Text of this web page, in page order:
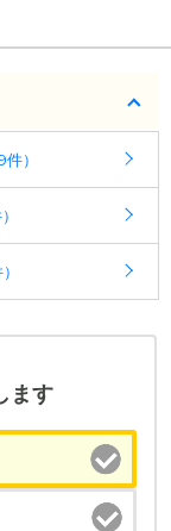
施設を選ぶ
める施設、
ご確認頂けま
設探しをサ
施設を選ぶ
探せる
める施設、
施設など、
できます。
ご確認頂け
）
ます